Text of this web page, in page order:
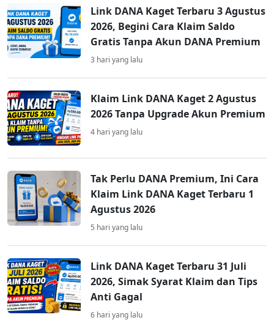
Link DANA Kaget Terbaru 3 Agustus
2026, Begini Cara Klaim Saldo
Gratis Tanpa Akun DANA Premium
3 hari yang lalu
Klaim Link DANA Kaget 2 Agustus
2026 Tanpa Upgrade Akun Premium
4 hari yang lalu
Tak Perlu DANA Premium, Ini Cara
Klaim Link DANA Kaget Terbaru 1
Agustus 2026
5 hari yang lalu
Link DANA Kaget Terbaru 31 Juli
2026, Simak Syarat Klaim dan Tips
Anti Gagal
6 hari yang lalu